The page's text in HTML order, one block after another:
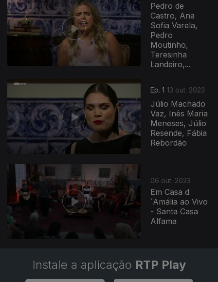
Pedro de
Castro, Ana
Sofia Varela,
Pedro
Moutinho,
Teresinha
Landeiro,...
Ep. 1 13 out. 2023
Júlio Machado
Vaz, Inês Maria
Meneses, Júlio
Resende, Fábia
Rebordão
06 out. 2023
Em Casa d
´Amália ao Vivo
- Santa Casa
Alfama
720050
Instale a aplicação RTP Play